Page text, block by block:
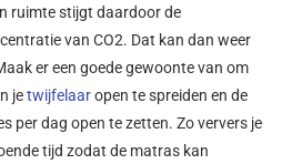
ruimte stijgt daardoor de
van CO2. Dat kan dan weer
er een goede gewoonte van om
jetwijfelaaropen te spreiden en de
per dag open te zetten. Zo ververs je
tijd zodat de matras kan